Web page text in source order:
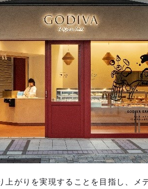
上がりを実現することを目指し、メ